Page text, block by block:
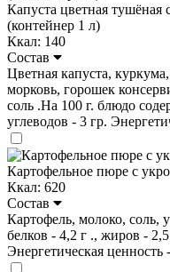
Капуста цветная тушёная
(контейнер 1 л)
Ккал: 140
Состав
Цветная капуста,
морковь, горошек
соль .На 100 г. блюдо
углеводов - 3 гр.
Картофельное пюре с
Ккал: 620
Состав
Картофель, молоко, соль,
белков - 4,2 г ., жиров -
Энергетическая ценность